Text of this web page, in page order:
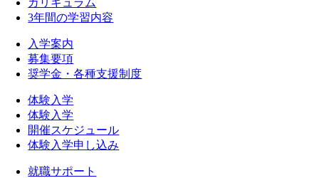
3年間の学習内容
入学案内
募集要項
奨学金・各種支援制度
体験入学
体験入学
開催スケジュール
体験入学申し込み
就職サポート